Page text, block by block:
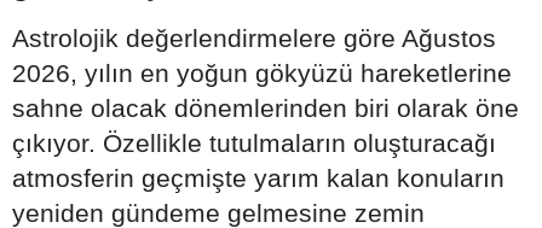
Astrolojik değerlendirmelere göre Ağustos
2026, yılın en yoğun gökyüzü hareketlerine
sahne olacak dönemlerinden biri olarak öne
çıkıyor. Özellikle tutulmaların oluşturacağı
atmosferin geçmişte yarım kalan konuların
yeniden gündeme gelmesine zemin